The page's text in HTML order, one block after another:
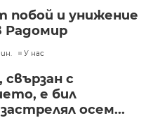
побой и унижение
Радомир
У нас
с
е бил
осем...